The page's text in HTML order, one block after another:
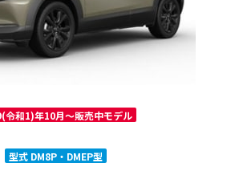
令和1)年10月～販売中モデル
型式 DM8P・DMEP型